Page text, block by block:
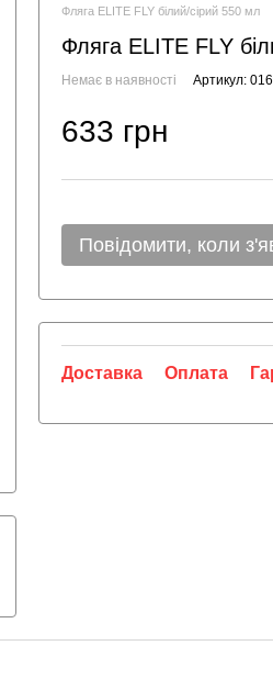
Фляга ELITE FLY білий/сірий 550 мл
Фляга ELITE FLY
Немає в наявності Артикул:
633 грн
Повідомити, коли
Доставка Оплата